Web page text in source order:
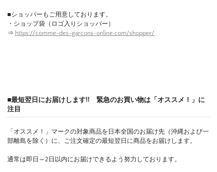
■ショッパーもご用意しております。
・ショップ袋（ロゴ入りショッパー）
⇒ https://comme-des-garcons-online.com/shopper/
■最短翌日にお届けします!! 緊急のお買い物は「オススメ！」に
注目
「オススメ！」マークの対象商品を日本全国のお届け先（沖縄および一
部離島を除く）に、ご注文確定の最短翌日に商品をお届けします。
通常は即日～2日以内にお届けできるよう努力しております。